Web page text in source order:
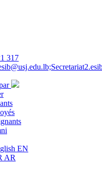
317
EN
AR